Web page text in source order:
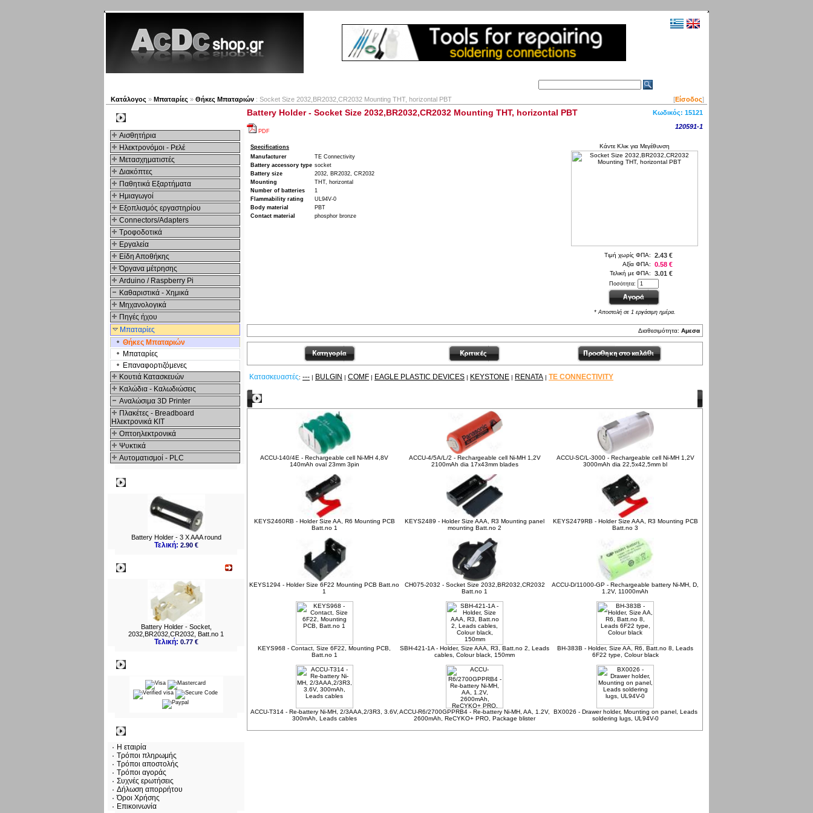
Κατάλογος » Μπαταρίες » Θήκες Μπαταριών : Socket Size 2032,BR2032,CR2032 Mounting THT, horizontal PBT [Είσοδος]
Αισθητήρια
Ηλεκτρονόμοι - Ρελέ
Μετασχηματιστές
Διακόπτες
Παθητικά Εξαρτήματα
Hμιαγωγοί
Εξοπλισμός εργαστηρίου
Connectors/Adapters
Τροφοδοτικά
Εργαλεία
Είδη Αποθήκης
Όργανα μέτρησης
Arduino / Raspberry Pi
Καθαριστικά - Χημικά
Μηχανολογικά
Πηγές ήχου
Μπαταρίες
Θήκες Μπαταριών
Μπαταρίες
Επαναφορτιζόμενες
Κουτιά Κατασκευών
Καλώδια - Καλωδιώσεις
Αναλώσιμα 3D Printer
Πλακέτες - Breadboard
Ηλεκτρονικά ΚΙΤ
Οπτοηλεκτρονικά
Ψυκτικά
Αυτοματισμοί - PLC
Battery Holder - 3 X AAA round
Τελική: 2.90 €
Battery Holder - Socket,
2032,BR2032,CR2032, Batt.no 1
Τελική: 0.77 €
Η εταιρία
Τρόποι πληρωμής
Τρόποι αποστολής
Τρόποι αγοράς
Συχνές ερωτήσεις
Δήλωση απορρήτου
Όροι Χρήσης
Επικοινωνία
Battery Holder - Socket Size 2032,BR2032,CR2032 Mounting THT, horizontal PBT Κωδικός: 15121
PDF
120591-1
Κάντε Κλικ για Μεγέθυνση
Τιμή χωρίς ΦΠΑ: 2.43 €
Αξία ΦΠΑ: 0.58 €
Τελική με ΦΠΑ: 3.01 €
Ποσότητα:
* Αποστολή σε 1 εργάσιμη ημέρα.
Specifications
Manufacturer
TE Connectivity
Battery accessory type socket
Battery size
2032, BR2032, CR2032
Mounting
THT, horizontal
Number of batteries
1
Flammability rating
UL94V-0
Body material
PBT
Contact material
phosphor bronze
Διαθεσιμότητα: Αμεσα
Κατασκευαστές: --- | BULGIN | COMF | EAGLE PLASTIC DEVICES | KEYSTONE | RENATA | TE CONNECTIVITY
ACCU-140/4E - Rechargeable cell Ni-MH 4,8V
140mAh oval 23mm 3pin
ACCU-4/5A/L/2 - Rechargeable cell Ni-MH 1,2V
2100mAh dia 17x43mm blades
ACCU-SC/L-3000 - Rechargeable cell Ni-MH 1,2V
3000mAh dia 22,5x42,5mm bl
KEYS2460RB - Holder Size AA, R6 Mounting PCB
Batt.no 1
KEYS2489 - Holder Size AAA, R3 Mounting panel
mounting Batt.no 2
KEYS2479RB - Holder Size AAA, R3 Mounting PCB
Batt.no 3
KEYS1294 - Holder Size 6F22 Mounting PCB Batt.no
1
CH075-2032 - Socket Size 2032,BR2032,CR2032
Batt.no 1
ACCU-D/11000-GP - Rechargeable battery Ni-MH, D,
1.2V, 11000mAh
KEYS968 - Contact, Size 6F22, Mounting PCB,
Batt.no 1
SBH-421-1A - Holder, Size AAA, R3, Batt.no 2, Leads
cables, Colour black, 150mm
BH-383B - Holder, Size AA, R6, Batt.no 8, Leads
6F22 type, Colour black
ACCU-T314 - Re-battery Ni-MH, 2/3AAA,2/3R3, 3.6V,
300mAh, Leads cables
ACCU-R6/2700GPPRB4 - Re-battery Ni-MH, AA, 1.2V,
2600mAh, ReCYKO+ PRO, Package blister
BX0026 - Drawer holder, Mounting on panel, Leads
soldering lugs, UL94V-0